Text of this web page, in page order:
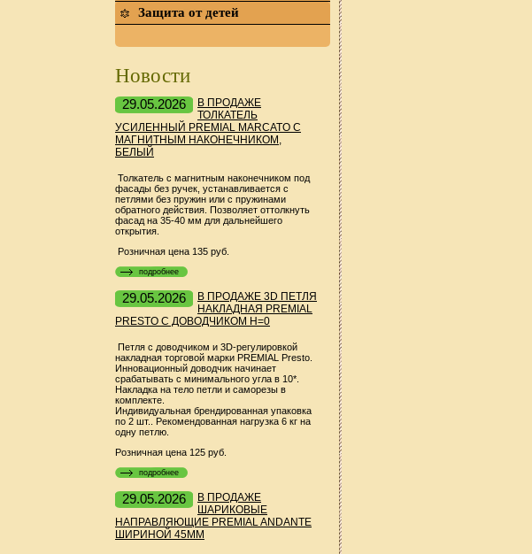
Защита от детей
Новости
29.05.2026
В ПРОДАЖЕ
ТОЛКАТЕЛЬ
УСИЛЕННЫЙ PREMIAL MARCATO С
МАГНИТНЫМ НАКОНЕЧНИКОМ,
БЕЛЫЙ
Толкатель с магнитным наконечником под
фасады без ручек, устанавливается с
петлями без пружин или с пружинами
обратного действия. Позволяет оттолкнуть
фасад на 35-40 мм для дальнейшего
открытия.
Розничная цена 135 руб.
подробнее
29.05.2026
В ПРОДАЖЕ 3D ПЕТЛЯ
НАКЛАДНАЯ PREMIAL
PRESTO С ДОВОДЧИКОМ Н=0
Петля с доводчиком и 3D-регулировкой
накладная торговой марки PREMIAL Presto.
Инновационный доводчик начинает
срабатывать с минимального угла в 10*.
Накладка на тело петли и саморезы в
комплекте.
Индивидуальная брендированная упаковка
по 2 шт.. Рекомендованная нагрузка 6 кг на
одну петлю.
Розничная цена 125 руб.
подробнее
29.05.2026
В ПРОДАЖЕ
ШАРИКОВЫЕ
НАПРАВЛЯЮЩИЕ PREMIAL ANDANTE
ШИРИНОЙ 45ММ